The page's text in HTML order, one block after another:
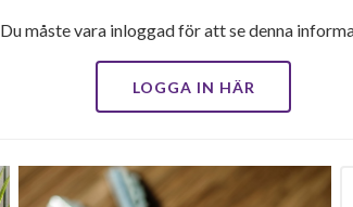
Du måste vara inloggad för att se denna
LOGGA IN HÄR